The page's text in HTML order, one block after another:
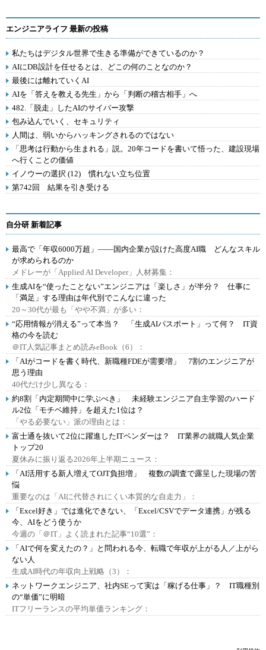
エンジニアライフ 最新の投稿
私たちはデジタル世界で生きる準備ができているのか？
AIにDB設計を任せるとは、どこの何のことなのか？
最後には離れていくAI
AIを「答えを教える先生」から「判断の稽古相手」へ
482.「脱走」したAIのサイバー攻撃
包み込んでいく、セキュリティ
人間は、弱いからハッキングされるのではない
「思考は行動から生まれる」説。20年コードを書いて悟った、建設現場
へ行くことの価値
イノウーの選択 (12) 慣れない立ち位置
第742回 結果を引き受ける
自分研 新着記事
最高で「年収6000万超」――国内企業が設けた高度AI職 どんなスキル
が求められるのか
メドレーが「Applied AI Developer」人材募集：
生成AIを“使ったことない”エンジニアは「楽しさ」が半分？ 仕事に
「満足」する理由は年代別でこんなに違った
20～30代が最も「やや不満」が多い：
“応用情報が消える”って本当？ 「生成AIパスポート」って何？ IT資
格の今を読む
＠IT人気記事まとめ読みeBook（6）：
「AIがコードを書く時代、新職種FDEが需要増」 7割のエンジニアが
思う理由
40代だけ少し異なる：
約8割「内定期間中に学ぶべき」 未経験エンジニア自主学習のハード
ル2位「モチベ維持」を超えた1位は？
「やる必要ない」派の理由とは：
富士通を抜いて2位に躍進したITベンダーは？ IT業界の就職人気企業
トップ20
夏休みに振り返る2026年上半期ニュース：
「AI活用する新人増えてOJT負担増」 複数の調査で露呈した現場の苦
悩
重要なのは「AIに代替されにくい本質的な自走力」：
「Excel好き」では進化できない、「Excel/CSVでデータ連携」が残る
今、AIをどう使うか
今週の「＠IT」よく読まれた記事“10選”：
「AIで何を変えたの？」と問われる今、転職で年収が上がる人／上がら
ない人
生成AI時代の年収向上戦略（3）：
ネットワークエンジニア、社内SEって実は「稼げる仕事」？ IT職種別
の“単価”に明暗
ITフリーランスの平均単価ランキング：